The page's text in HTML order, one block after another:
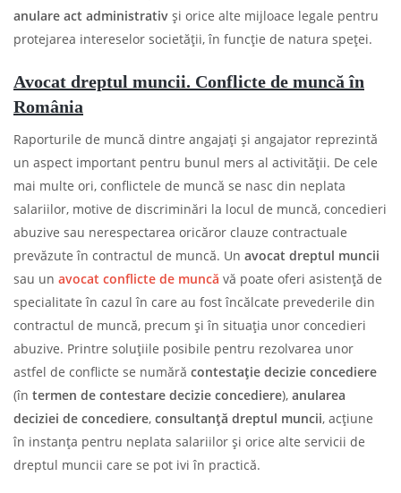
anulare act administrativ și orice alte mijloace legale pentru
protejarea intereselor societății, în funcție de natura speței.
Avocat dreptul muncii. Conflicte de muncă în
România
Raporturile de muncă dintre angajați și angajator reprezintă
un aspect important pentru bunul mers al activității. De cele
mai multe ori, conflictele de muncă se nasc din neplata
salariilor, motive de discriminări la locul de muncă, concedieri
abuzive sau nerespectarea oricăror clauze contractuale
prevăzute în contractul de muncă. Un avocat dreptul muncii
sau un avocat conflicte de muncă vă poate oferi asistență de
specialitate în cazul în care au fost încălcate prevederile din
contractul de muncă, precum și în situația unor concedieri
abuzive. Printre soluțiile posibile pentru rezolvarea unor
astfel de conflicte se numără contestație decizie concediere
(în termen de contestare decizie concediere), anularea
deciziei de concediere, consultanță dreptul muncii, acțiune
în instanța pentru neplata salariilor și orice alte servicii de
dreptul muncii care se pot ivi în practică.